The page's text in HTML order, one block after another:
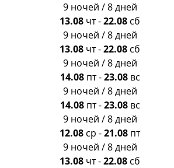
9 ночей / 8 дней
13.08 чт-22.08 сб
9 ночей / 8 дней
13.08 чт-22.08 сб
9 ночей / 8 дней
14.08 пт-23.08 вс
9 ночей / 8 дней
14.08 пт-23.08 вс
9 ночей / 8 дней
12.08 ср -21.08 пт
9 ночей / 8 дней
13.08 чт-22.08 сб